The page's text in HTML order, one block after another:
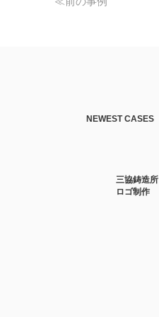
NEWEST CASES
三協鋳造所
ロゴ制作